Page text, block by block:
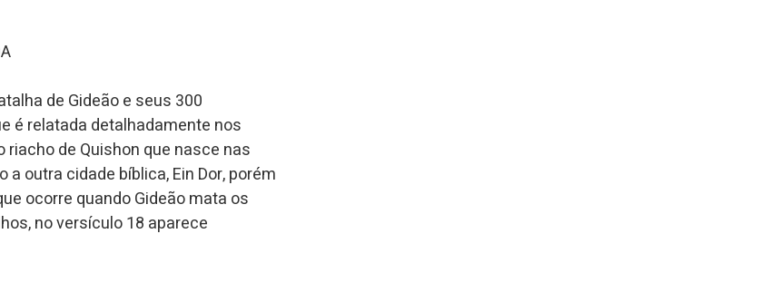
de Gideão e seus 300
é relatada detalhadamente nos
de Quishon que nasce nas
outra cidade bíblica, Ein Dor, porém
ocorre quando Gideão mata os
no versículo 18 aparece